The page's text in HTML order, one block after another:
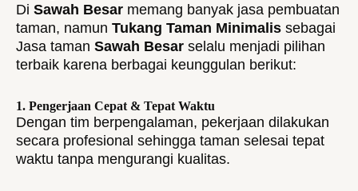
Di Sawah Besar memang banyak jasa pembuatan
taman, namun Tukang Taman Minimalis sebagai
Jasa taman Sawah Besar selalu menjadi pilihan
terbaik karena berbagai keunggulan berikut:
1. Pengerjaan Cepat & Tepat Waktu
Dengan tim berpengalaman, pekerjaan dilakukan
secara profesional sehingga taman selesai tepat
waktu tanpa mengurangi kualitas.